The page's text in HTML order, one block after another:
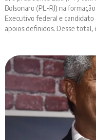
Bolsonaro (PL-RJ) na
Executivo federal e
apoios definidos. Desse total,